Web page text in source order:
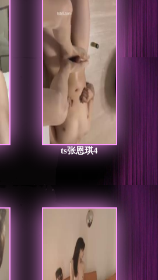
ts张恩琪4